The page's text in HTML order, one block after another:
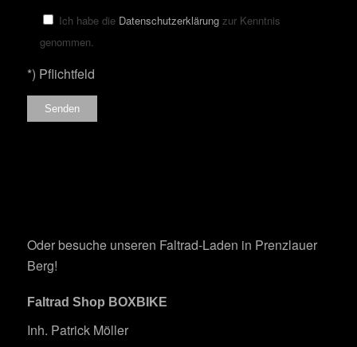
Bitte lasse dieses Feld leer.
Ich habe die Datenschutzerklärungzur Kenntnis
genommen.
*) Pflichtfeld
Oder besuche unseren Faltrad-Laden in Prenzlauer
Berg!
Faltrad Shop BOXBIKE
Inh. Patrick Möller